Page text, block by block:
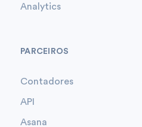
Analytics
PARCEIROS
Contadores
API
Asana